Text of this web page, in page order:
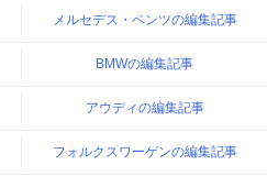
メルセデス・ベンツの編集記事
BMWの編集記事
アウディの編集記事
フォルクスワーゲンの編集記事